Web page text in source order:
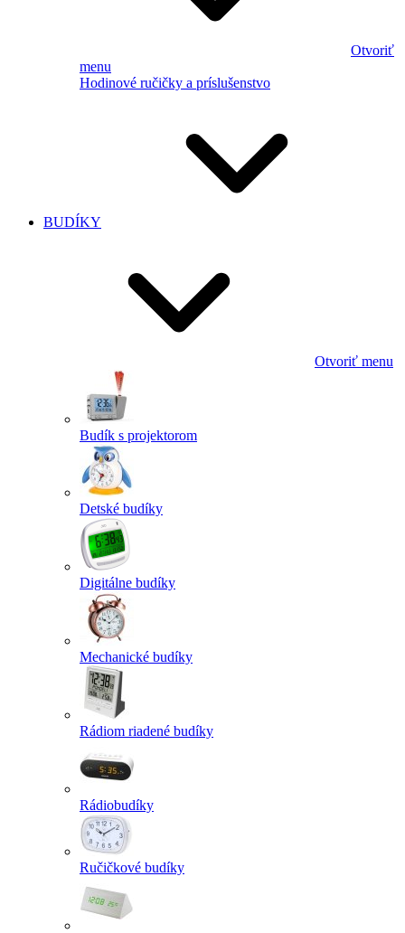
Otvoriť
menu
Hodinové ručičky a príslušenstvo
BUDÍKY
Otvoriť menu
Budík s projektorom
Detské budíky
Digitálne budíky
Mechanické budíky
Rádiom riadené budíky
Rádiobudíky
Ručičkové budíky